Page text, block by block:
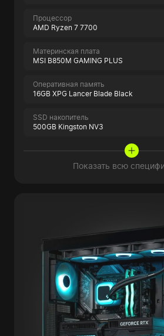
Процессор
AMD Ryzen 7 7700
Материнская плата
MSI B850M GAMING PLUS
Оперативная память
16GB XPG Lancer Blade Black
SSD накопитель
500GB Kingston NV3
Показать всю